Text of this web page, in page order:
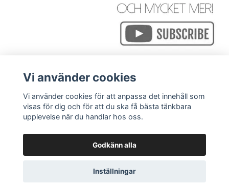
Läs mer
© 2026 WackyGoose - Rustik, Vintage, Industriell & Bohemi
Vi använder cookies
Vi använder cookies för att anpassa det innehåll som
visas för dig och för att du ska få bästa tänkbara
upplevelse när du handlar hos oss.
Godkänn alla
Inställningar